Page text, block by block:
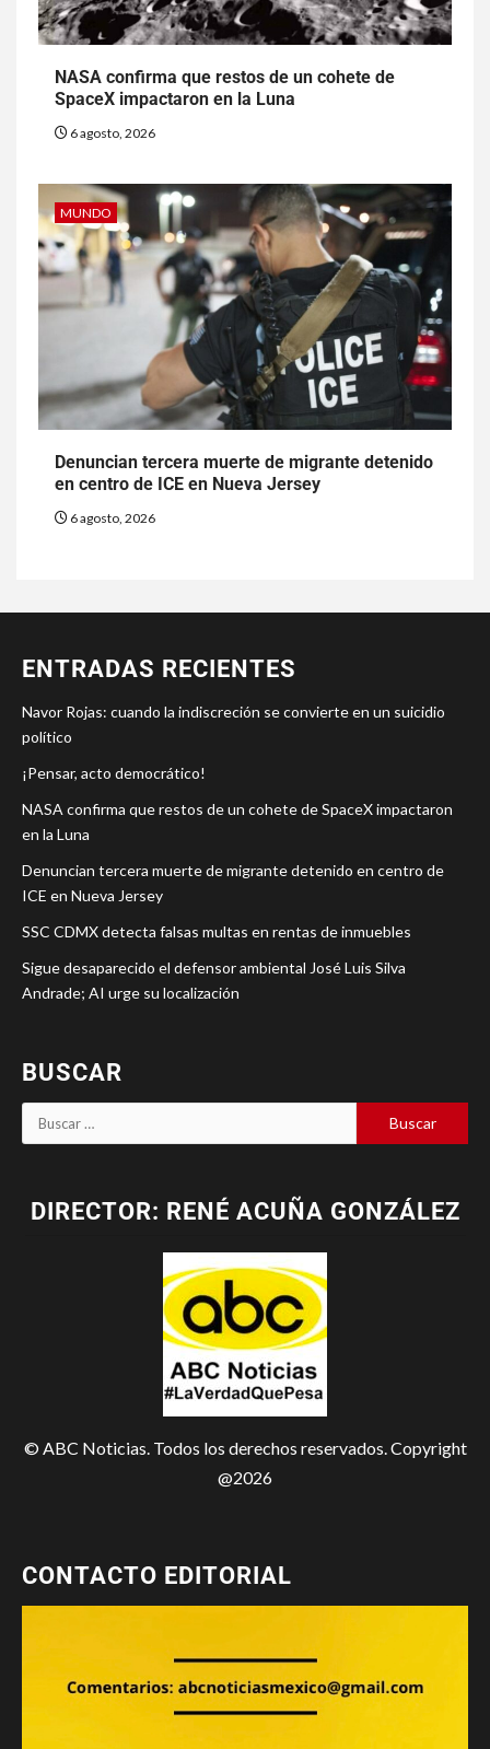
NASA confirma que restos de un cohete de
SpaceX impactaron en la Luna
6 agosto, 2026
MUNDO
Denuncian tercera muerte de migrante detenido
en centro de ICE en Nueva Jersey
6 agosto, 2026
ENTRADAS RECIENTES
Navor Rojas: cuando la indiscreción se convierte en un suicidio
político
¡Pensar, acto democrático!
NASA confirma que restos de un cohete de SpaceX impactaron
en la Luna
Denuncian tercera muerte de migrante detenido en centro de
ICE en Nueva Jersey
SSC CDMX detecta falsas multas en rentas de inmuebles
Sigue desaparecido el defensor ambiental José Luis Silva
Andrade; AI urge su localización
BUSCAR
DIRECTOR: RENÉ ACUÑA GONZÁLEZ
© ABC Noticias. Todos los derechos reservados. Copyright
@2026
CONTACTO EDITORIAL